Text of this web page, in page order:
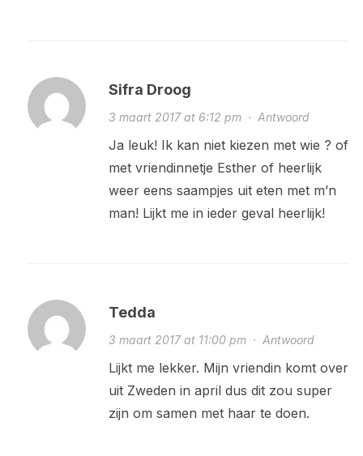
Sifra Droog
3 maart 2017 at 6:12 pm· Antwoord
Ja leuk! Ik kan niet kiezen met wie ? of
met vriendinnetje Esther of heerlijk
weer eens saampjes uit eten met m’n
man! Lijkt me in ieder geval heerlijk!
Tedda
3 maart 2017 at 11:00 pm· Antwoord
Lijkt me lekker. Mijn vriendin komt over
uit Zweden in april dus dit zou super
zijn om samen met haar te doen.